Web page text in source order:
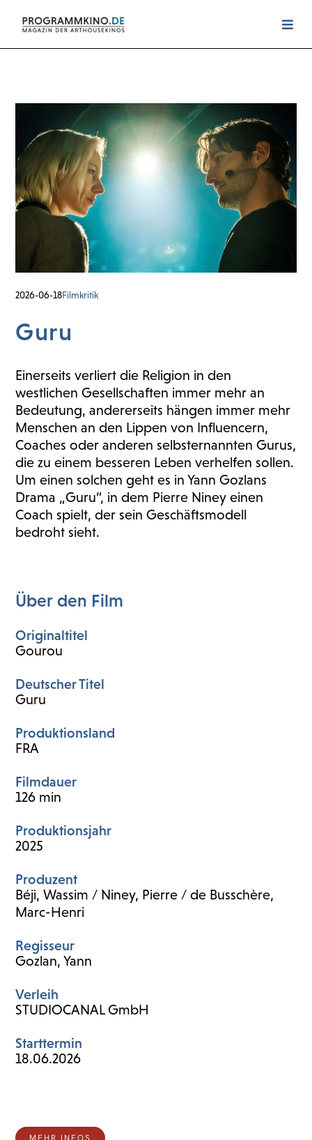
2026-06-18Filmkritik
Guru
Einerseits verliert die Religion in den
westlichen Gesellschaften immer mehr an
Bedeutung, andererseits hängen immer mehr
Menschen an den Lippen von Influencern,
Coaches oder anderen selbsternannten Gurus,
die zu einem besseren Leben verhelfen sollen.
Um einen solchen geht es in Yann Gozlans
Drama „Guru“, in dem Pierre Niney einen
Coach spielt, der sein Geschäftsmodell
bedroht sieht.
Über den Film
Originaltitel
Gourou
Deutscher Titel
Guru
Produktionsland
FRA
Filmdauer
126 min
Produktionsjahr
2025
Produzent
Béji, Wassim / Niney, Pierre / de Busschère,
Marc-Henri
Regisseur
Gozlan, Yann
Verleih
STUDIOCANAL GmbH
Starttermin
18.06.2026
MEHR INFOS